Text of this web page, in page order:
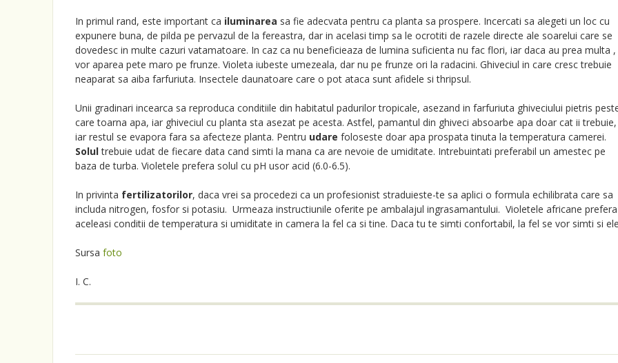
In primul rand, este important ca iluminarea sa fie adecvata pentru ca planta sa prospere. Incercati sa alegeti un loc cu
expunere buna, de pilda pe pervazul de la fereastra, dar in acelasi timp sa le ocrotiti de razele directe ale soarelui care se
dovedesc in multe cazuri vatamatoare. In caz ca nu beneficieaza de lumina suficienta nu fac flori, iar daca au prea multa ,
vor aparea pete maro pe frunze. Violeta iubeste umezeala, dar nu pe frunze ori la radacini. Ghiveciul in care cresc trebuie
neaparat sa aiba farfuriuta. Insectele daunatoare care o pot ataca sunt afidele si thripsul.
Unii gradinari incearca sa reproduca conditiile din habitatul padurilor tropicale, asezand in farfuriuta ghiveciului pietris
care toarna apa, iar ghiveciul cu planta sta asezat pe acesta. Astfel, pamantul din ghiveci absoarbe apa doar cat ii trebuie,
iar restul se evapora fara sa afecteze planta. Pentru udare foloseste doar apa prospata tinuta la temperatura camerei.
Solultrebuie udat de fiecare data cand simti la mana ca are nevoie de umiditate. Intrebuintati preferabil un amestec pe
baza de turba. Violetele prefera solul cu pH usor acid (6.0-6.5).
In privinta fertilizatorilor, daca vrei sa procedezi ca un profesionist straduieste-te sa aplici o formula echilibrata care sa
includa nitrogen, fosfor si potasiu. Urmeaza instructiunile oferite pe ambalajul ingrasamantului. Violetele africane prefera
aceleasi conditii de temperatura si umiditate in camera la fel ca si tine. Daca tu te simti confortabil, la fel se vor simti si
Sursa foto
I. C.